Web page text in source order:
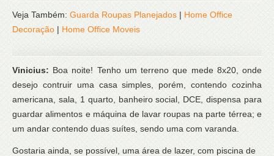
Veja Também: Guarda Roupas Planejados | Home Office
Decoração | Home Office Moveis
Vinicius: Boa noite! Tenho um terreno que mede 8x20, onde
desejo contruir uma casa simples, porém, contendo cozinha
americana, sala, 1 quarto, banheiro social, DCE, dispensa para
guardar alimentos e máquina de lavar roupas na parte térrea; e
um andar contendo duas suítes, sendo uma com varanda.
Gostaria ainda, se possível, uma área de lazer, com piscina de